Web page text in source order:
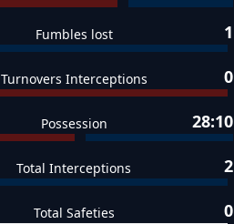
Fumbles lost 1
Turnovers Interceptions 0
Possession 28:10
Total Interceptions 2
Total Safeties 0